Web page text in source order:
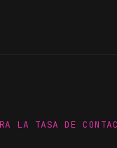
LA TASA DE